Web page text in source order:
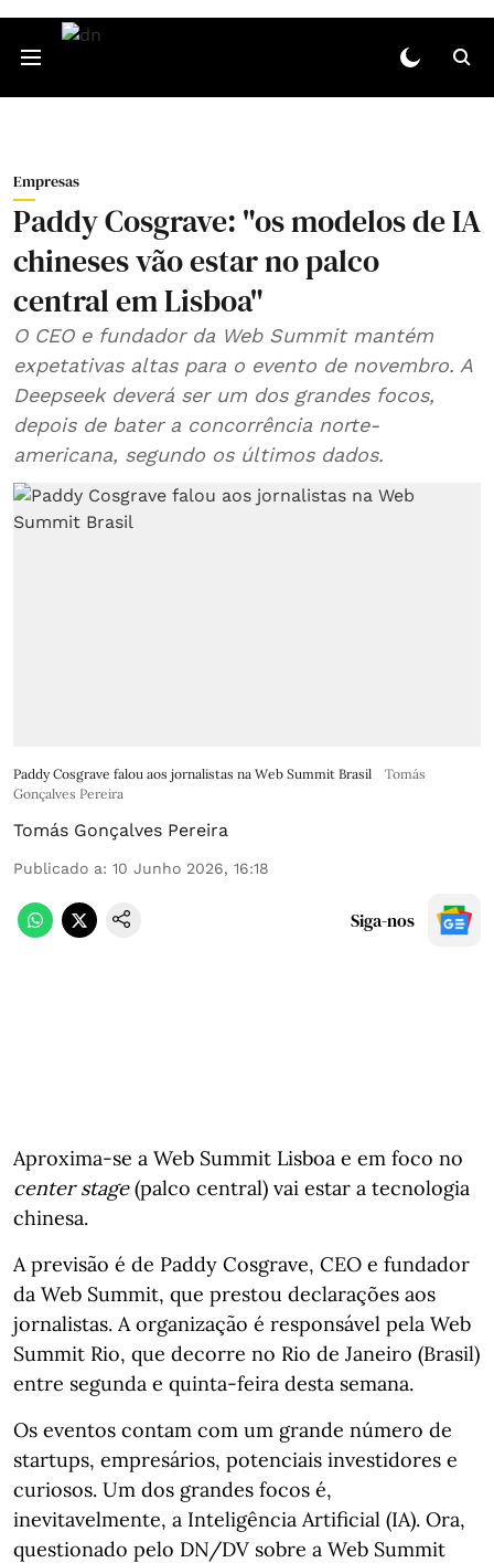
Empresas
Paddy Cosgrave: "os modelos de IA
chineses vão estar no palco
central em Lisboa"
O CEO e fundador da Web Summit mantém
expetativas altas para o evento de novembro. A
Deepseek deverá ser um dos grandes focos,
depois de bater a concorrência norte-
americana, segundo os últimos dados.
Paddy Cosgrave falou aos jornalistas na Web Summit Brasil
Tomás
Gonçalves Pereira
Tomás Gonçalves Pereira
Publicado a: 10 Junho 2026, 16:18
Siga-nos
Aproxima-se a Web Summit Lisboa e em foco no
center stage(palco central) vai estar a tecnologia
chinesa.
A previsão é de Paddy Cosgrave, CEO e fundador
da Web Summit, que prestou declarações aos
jornalistas. A organização é responsável pela Web
Summit Rio, que decorre no Rio de Janeiro (Brasil)
entre segunda e quinta-feira desta semana.
Os eventos contam com um grande número de
startups, empresários, potenciais investidores e
curiosos. Um dos grandes focos é,
inevitavelmente, a Inteligência Artificial (IA). Ora,
questionado pelo DN/DV sobre a Web Summit